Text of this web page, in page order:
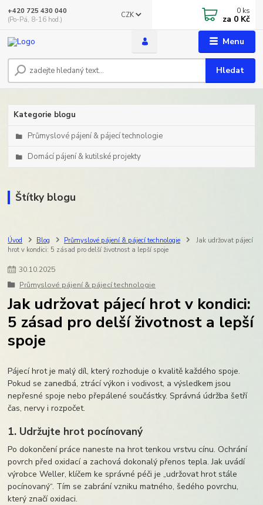
Menu
CZK
Hledat
+420 725 430 040
(Po-Pá, 8-16 hod.)
0 ks
za 0 Kč
Kategorie blogu
Průmyslové pájení & pájecí technologie
Domácí pájení & kutilské projekty
Štítky blogu
Úvod Blog Průmyslové pájení & pájecí technologie
Jak udržovat pájecí
hrot v kondici: 5 zásad pro delší životnost a lepší spoje
30.10.2025
Průmyslové pájení & pájecí technologie
Jak udržovat pájecí hrot v kondici:
5 zásad pro delší životnost a lepší
spoje
Pájecí hrot je malý díl, který rozhoduje o kvalitě každého spoje.
Pokud se zanedbá, ztrácí výkon i vodivost, a výsledkem jsou
nepřesné spoje nebo přepálené součástky. Správná údržba šetří
čas, nervy i rozpočet.
1. Udržujte hrot pocínovaný
Po dokončení práce naneste na hrot tenkou vrstvu cínu. Ochrání
povrch před oxidací a zachová dokonalý přenos tepla. Jak uvádí
výrobce Weller, klíčem ke správné péči je „udržovat hrot stále
pocínovaný“. Tím se zabrání vzniku matného, šedého povrchu,
který značí oxidaci.